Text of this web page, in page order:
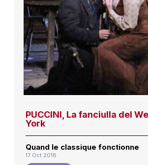
PUCCINI, La fanciulla del
York
Quand le classique fonctionne
17 Oct 2018